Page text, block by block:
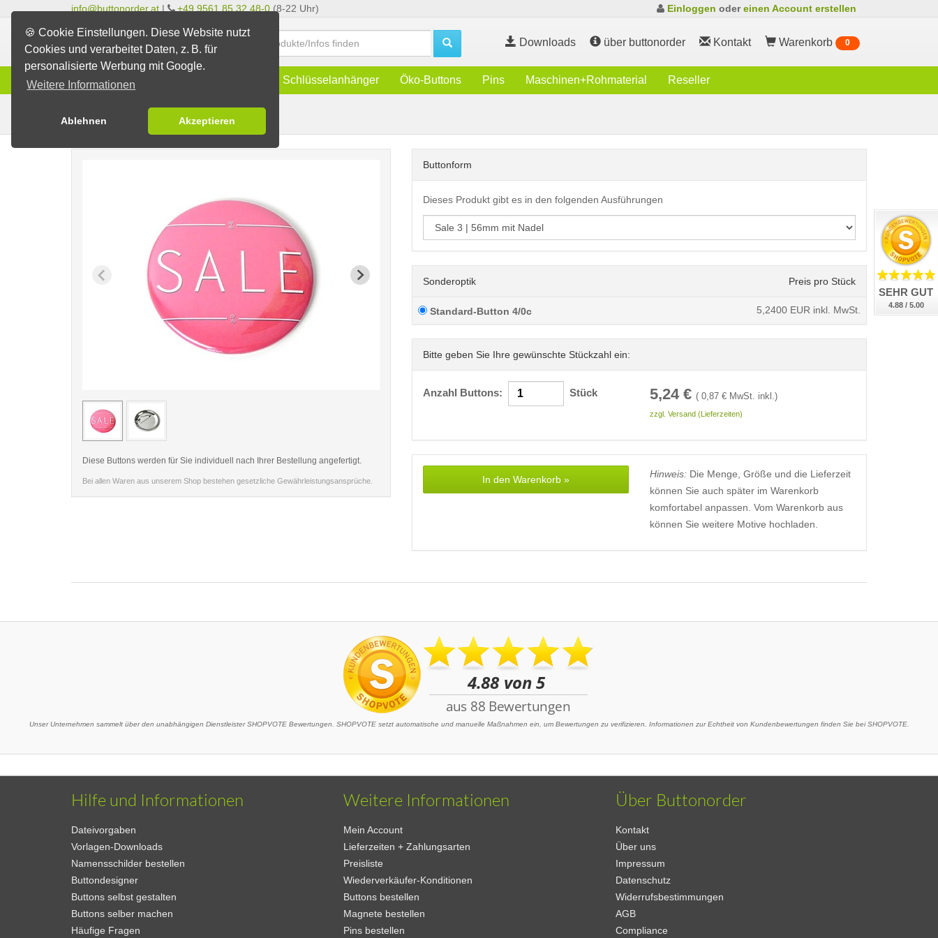
🍪 Cookie Einstellungen. Diese Website nutzt
Cookies und verarbeitet Daten, z. B. für
personalisierte Werbung mit Google.
Weitere Informationen
Ablehnen Akzeptieren
info@buttonorder.at | +49 9561 85 32 48-0 (8-22 Uhr) Einloggen odereinen Account erstellen
Downloads über buttonorder Kontakt Warenkorb 0
Infos Schlüsselanhänger Öko-Buttons Pins Maschinen+Rohmaterial Reseller
Fertig-Sortiment Sale Buttons
< /picture> < /picture>
Diese Buttons werden für Sie individuell nach Ihrer Bestellung angefertigt.
Bei allen Waren aus unserem Shop bestehen gesetzliche Gewährleistungsansprüche.
Buttonform
Dieses Produkt gibt es in den folgenden Ausführungen
Sonderoptik Preis pro Stück
Standard-Button 4/0c 5,2400 EUR inkl. MwSt.
Bitte geben Sie Ihre gewünschte Stückzahl ein:
Anzahl Buttons: Stück 5,24€ ( 0,87€ MwSt. inkl.)
zzgl. Versand (Lieferzeiten)
In den Warenkorb » Hinweis:Die Menge, Größe und die Lieferzeit
können Sie auch später im Warenkorb
komfortabel anpassen. Vom Warenkorb aus
können Sie weitere Motive hochladen.
Unser Unternehmen sammelt über den unabhängigen Dienstleister SHOPVOTE Bewertungen. SHOPVOTE setzt automatische und manuelle Maßnahmen ein, um Bewertungen zu verifizieren. Informationen zur Echtheit von Kundenbewertungen finden Sie bei SHOPVOTE.
Hilfe und Informationen
Dateivorgaben
Vorlagen-Downloads
Namensschilder bestellen
Buttondesigner
Buttons selbst gestalten
Buttons selber machen
Häufige Fragen
Weitere Informationen
Mein Account
Lieferzeiten + Zahlungsarten
Preisliste
Wiederverkäufer-Konditionen
Buttons bestellen
Magnete bestellen
Pins bestellen
Über Buttonorder
Kontakt
Über uns
Impressum
Datenschutz
Widerrufsbestimmungen
AGB
Compliance
SEHR GUT
4.88 / 5.00